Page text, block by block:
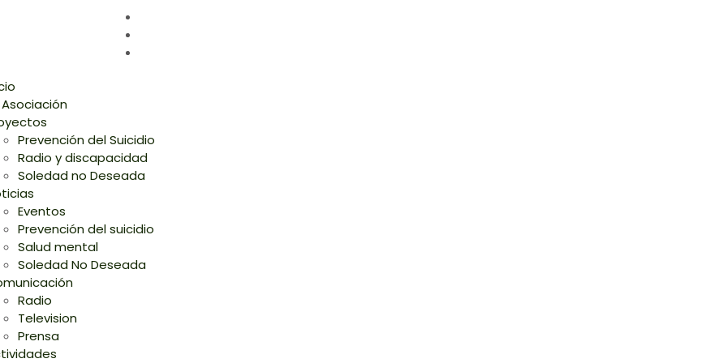
Asociación
Prevención del Suicidio
Radio y discapacidad
Soledad no Deseada
Eventos
Prevención del suicidio
Salud mental
Soledad No Deseada
Radio
Television
Prensa